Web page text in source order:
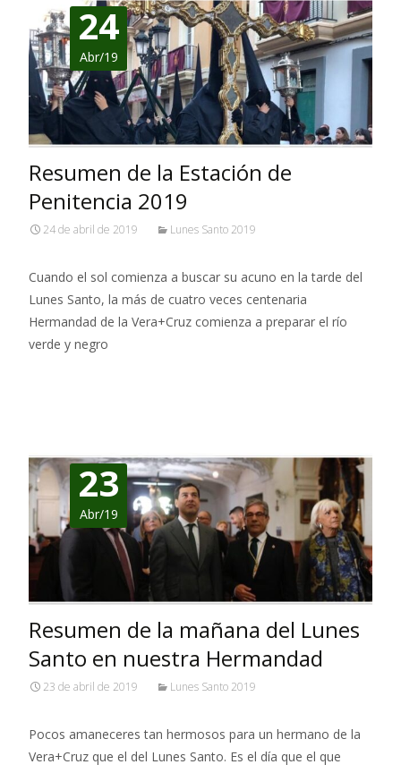
24
Abr/19
Resumen de la Estación de
Penitencia 2019
24 de abril de 2019 Lunes Santo 2019
Cuando el sol comienza a buscar su acuno en la tarde del
Lunes Santo, la más de cuatro veces centenaria
Hermandad de la Vera+Cruz comienza a preparar el río
verde y negro
23
Abr/19
Resumen de la mañana del Lunes
Santo en nuestra Hermandad
23 de abril de 2019 Lunes Santo 2019
Pocos amaneceres tan hermosos para un hermano de la
Vera+Cruz que el del Lunes Santo. Es el día que el que